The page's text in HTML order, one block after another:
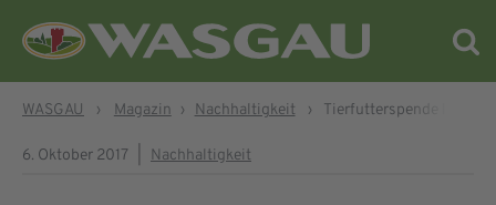
WASGAU › Magazin › Nachhaltigkeit › Tierfutterspende
6. Oktober 2017 Nachhaltigkeit